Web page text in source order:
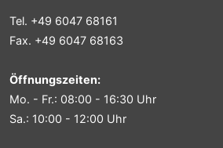
Tel. +49 6047 68161
Fax. +49 6047 68163
Öffnungszeiten:
Mo. - Fr.: 08:00 - 16:30 Uhr
Sa.: 10:00 - 12:00 Uhr